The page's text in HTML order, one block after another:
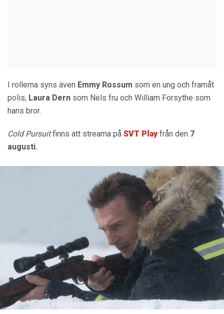
I rollerna syns även Emmy Rossum som en ung och framåt
polis, Laura Dern som Nels fru och William Forsythe som
hans bror.
Cold Pursuitfinns att streama på SVT Playfrån den 7
augusti.